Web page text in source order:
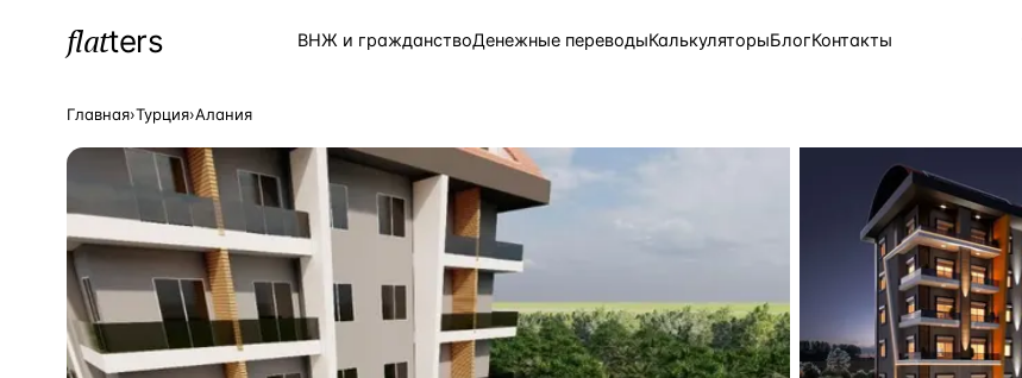
flatters ВНЖ и гражданствоДенежные переводыКалькуляторыБлогКонтакты
ПОПУЛЯРНЫЕ НАПРАВЛЕНИЯ
Турция —Страна
Россия Страна
Испания —Страна 5 430 объектов
Кипр Страна 3 906 объектов
ЧАСТО ИЩУТ
Турция Россия
Греция
Главная›Турция›Алания